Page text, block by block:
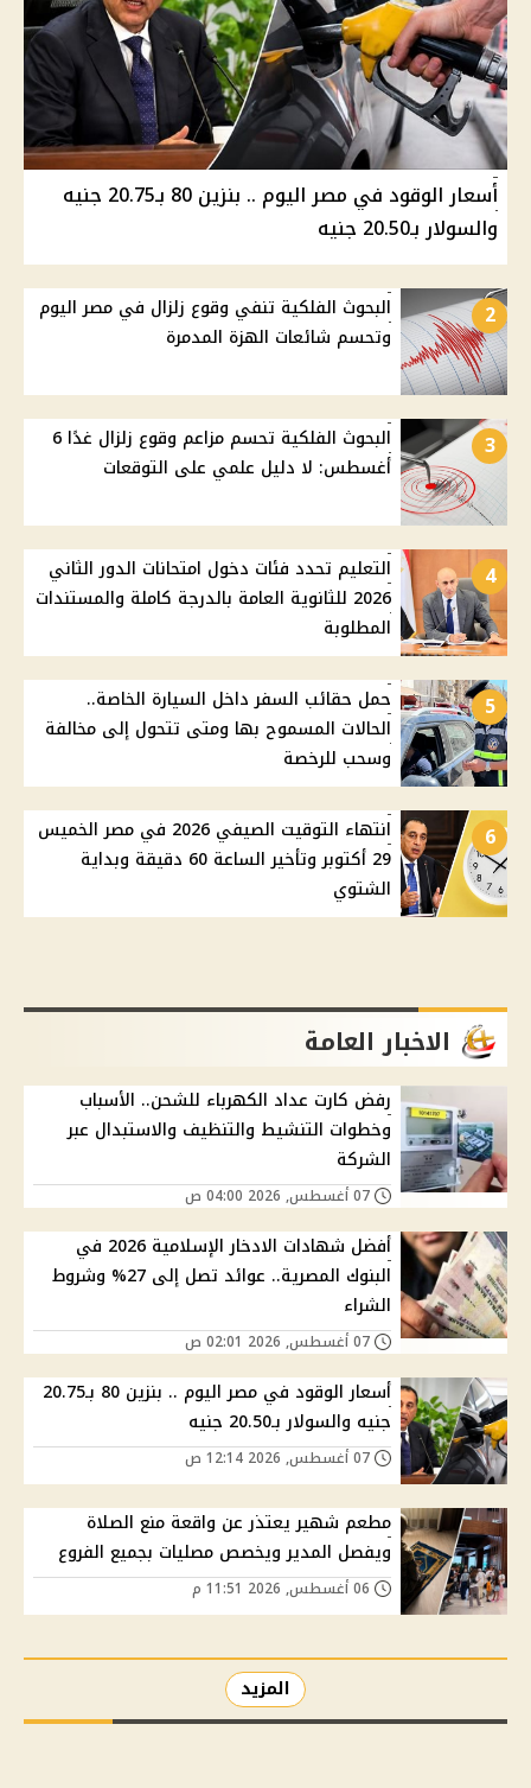
أسعار الوقود في مصر اليوم .. بنزين 80 بـ20.75 جنيه
والسولار بـ20.50 جنيه
2
البحوث الفلكية تنفي وقوع زلزال في مصر اليوم
وتحسم شائعات الهزة المدمرة
3
البحوث الفلكية تحسم مزاعم وقوع زلزال غدًا 6
أغسطس: لا دليل علمي على التوقعات
4
التعليم تحدد فئات دخول امتحانات الدور الثاني
2026 للثانوية العامة بالدرجة كاملة والمستندات
المطلوبة
5
حمل حقائب السفر داخل السيارة الخاصة..
الحالات المسموح بها ومتى تتحول إلى مخالفة
وسحب للرخصة
6
انتهاء التوقيت الصيفي 2026 في مصر الخميس
29 أكتوبر وتأخير الساعة 60 دقيقة وبداية
الشتوي
الاخبار العامة
رفض كارت عداد الكهرباء للشحن.. الأسباب
وخطوات التنشيط والتنظيف والاستبدال عبر
الشركة
أفضل شهادات الادخار الإسلامية 2026 في
البنوك المصرية.. عوائد تصل إلى 27% وشروط
الشراء
أسعار الوقود في مصر اليوم .. بنزين 80 بـ20.75
جنيه والسولار بـ20.50 جنيه
مطعم شهير يعتذر عن واقعة منع الصلاة
ويفصل المدير ويخصص مصليات بجميع الفروع
المزيد